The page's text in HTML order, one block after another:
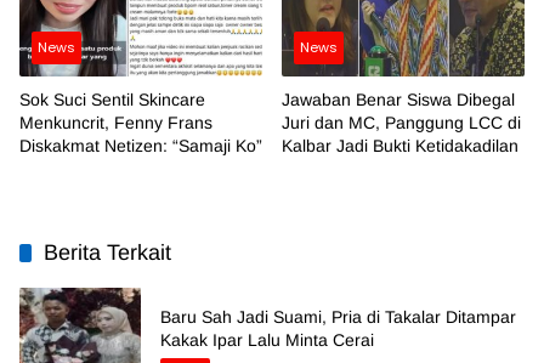
News
Sok Suci Sentil Skincare
Menkuncrit, Fenny Frans
Diskakmat Netizen: “Samaji Ko”
News
Jawaban Benar Siswa Dibegal
Juri dan MC, Panggung LCC di
Kalbar Jadi Bukti Ketidakadilan
Berita Terkait
Baru Sah Jadi Suami, Pria di Takalar Ditampar
Kakak Ipar Lalu Minta Cerai